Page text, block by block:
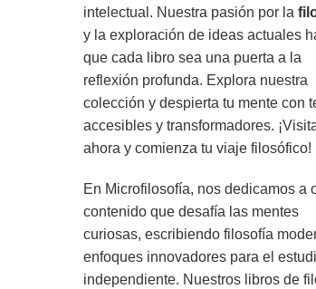
intelectual. Nuestra pasión por la
y la exploración de ideas actuales
que cada libro sea una puerta a la
reflexión profunda. Explora nuestra
colección y despierta tu mente con
accesibles y transformadores.
ahora y comienza tu viaje filosófico!
En Microfilosofía, nos dedicamos a
contenido que desafía las mentes
curiosas, escribiendo filosofía
enfoques innovadores para el
independiente. Nuestros libros de